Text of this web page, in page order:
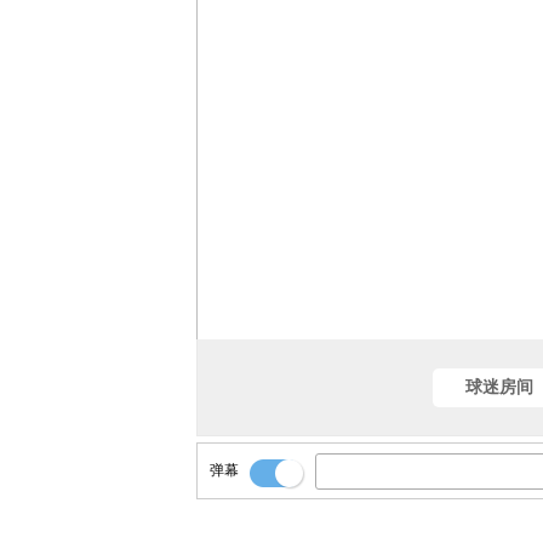
球迷房间
弹幕